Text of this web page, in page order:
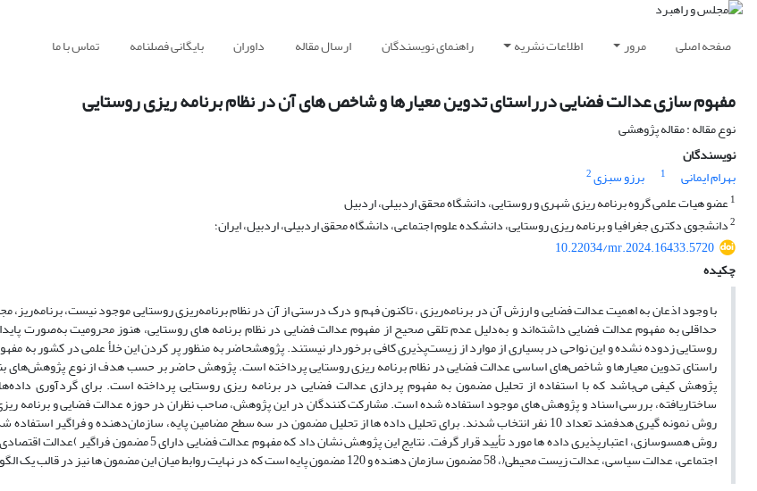
صفحه اصلی مرور اطلاعات نشریه راهنمای نویسندگان ارسال مقاله داوران بایگانی فصلنامه تماس با ما
مفهوم سازی عدالت فضایی درراستای تدوین معیارها و شاخص های آن در نظام برنامه ریزی روستایی
نوع مقاله : مقاله پژوهشی
نویسندگان
بهرام ایمانی
1 برزو سبزی2
1عضو هیات علمی گروه برنامه ریزی شهری و روستایی، دانشگاه محقق اردبیلی، اردبیل
2دانشجوی دکتری جغرافیا و برنامه ریزی روستایی، دانشکده علوم اجتماعی، دانشگاه محقق اردبیلی، اردبیل، ایران؛
10.22034/mr.2024.16433.5720
چکیده
با وجود اذعان به اهمیت عدالت فضایی و ارزش آن در برنامه‌ریزی ، تاکنون فهم و درک درستی از آن در نظام برنامه‌ریزی روستایی موجود نیست، برنامه‌ریز،
حداقلی به مفهوم عدالت فضایی داشته‌اند و به‌دلیل عدم تلقی صحیح از مفهوم عدالت فضایی در نظام برنامه های روستایی، هنوز محرومیت به‌صورت
روستایی زدوده نشده و این نواحی در بسیاری از موارد از زیست‌پذیری کافی برخوردار نیستند. پژوهشحاضر به منظور پر کردن این خلأ علمی در کشور به
راستای تدوین معیارها و شاخص‌های اساسی عدالت فضایی در نظام برنامه ریزی روستایی پرداخته است. پژوهش حاضر بر حسب هدف از نوع پژوهش‌های
پژوهش کیفی می‌باشد که با استفاده از تحلیل مضمون به مفهوم پردازی عدالت فضایی در برنامه ریزی روستایی پرداخته است. برای گردآوری داده‌ها
ساختاریافته، بررسی اسناد و پژوهش های موجود استفاده شده است. مشارکت کنندگان در این پژوهش، صاحب نظران در حوزه عدالت فضایی و برنامه ریزی
روش نمونه گیری هدفمند تعداد 10 نفر انتخاب شدند. برای تحلیل داده ها از تحلیل مضمون در سه سطح مضامین پایه، سازمان‌دهنده و فراگیر
روش همسوسازی، اعتبارپذیری داده ها مورد تأیید قرار گرفت. نتایج این پژوهش نشان داد که
اجتماعی، عدالت سیاسی، عدالت زیست محیطی(، 58 مضمون سازمان دهنده و 120 مضمون پایه است که در نهایت روابط میان این مضمون ها نیز در قالب یک الگو ارائه شده است.